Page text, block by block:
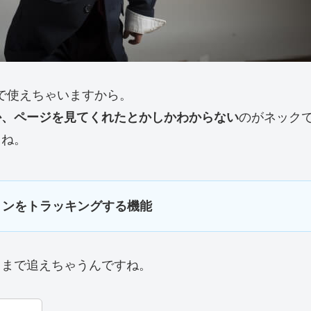
えちゃいますから。
ページを見てくれたとかしかわからないのがネック
。
をトラッキングする機能
で追えちゃうんですね。